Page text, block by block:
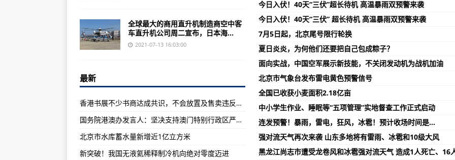
美国海军向波音公司授予额外P-8波塞冬飞机的合同
约翰霍普金斯大学获得新的核武器研究合同
乌克兰初创公司推出新的武装无人机系列
福岛核污水排海前拟不测浓度 靠混入海水量判断是否达标
五角大楼追加订购大气水发生器
众议院拨款者希望削减空军的高超音速武器采购
美国侦察机在黑海被俄罗斯战斗机拦截
今日入伏！40天“三伏”超长待机 高温暴雨双预警来袭
今日入伏！40天“三伏” 超长待机 高温暴雨双预警来袭
7月5日起，北京尾号限行轮换
夏日炎炎，为何他们还要把自己包成粽子？
面向实战，中国空军展示新技能，不关闭发动机为战机加油
北京市气象台发布雷电黄色预警信号
全国已收获小麦面积2.18亿亩
中小学生作业、睡眠等“五项管理”实地督查工作正式启动
连发预警！暴雨，雷电，狂风，冰雹！预计收场时间是…
强对流天气再次来袭 山东多地将有雷雨、冰雹和10级大风
黑龙江尚志市遭受龙卷风和冰雹强对流天气 造成1人死亡、16
全球最大的商用直升机制造商空中客
车直升机公司周二宣布，日本海...
2021-07-13 16:03:00
最新
香港书展不少书商达成共识，不会放置及售卖违反国安法书籍
国务院港澳办发言人：坚决支持澳门特别行政区严格依法组织选举
北京市水库蓄水量新增近1亿立方米
新突破！我国无液氦稀释制冷机向绝对零度迈进